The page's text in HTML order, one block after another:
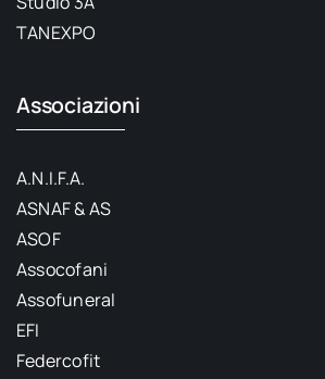
TANEXPO
Associazioni
A.N.I.F.A.
ASNAF & AS
ASOF
Assocofani
Assofuneral
EFI
Federcofit